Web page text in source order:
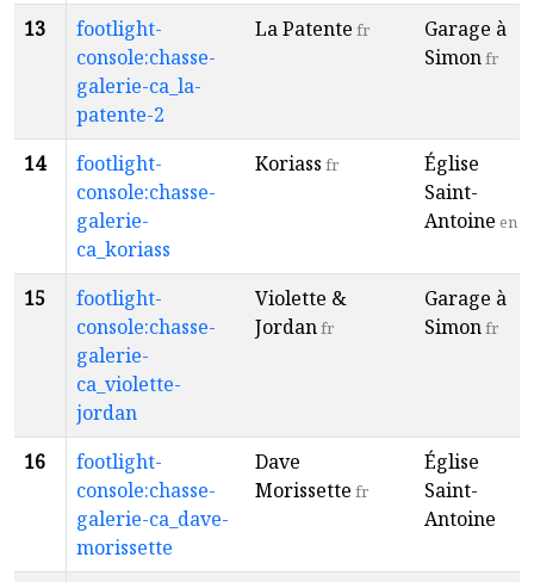
13
footlight-
console:chasse-
galerie-ca_la-
patente-2
La Patente fr
Garage à
Simonfr
14
footlight-
console:chasse-
galerie-
ca_koriass
Koriass fr
Église
Saint-
Antoine en
15
footlight-
console:chasse-
galerie-
ca_violette-
jordan
Violette &
Jordanfr
Garage à
Simonfr
16
footlight-
console:chasse-
galerie-ca_dave-
morissette
Dave
Morissette fr
Église
Saint-
Antoine